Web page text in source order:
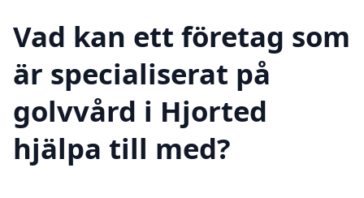
Vad kan ett företag som
är specialiserat på
golvvård i Hjorted
hjälpa till med?